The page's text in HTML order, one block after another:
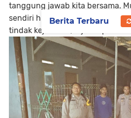
tanggung jawab kita bersama.
sendiri hingga harta benda agar
tindak kejahatan,” ujar Kapolsek.
Berita Terbaru